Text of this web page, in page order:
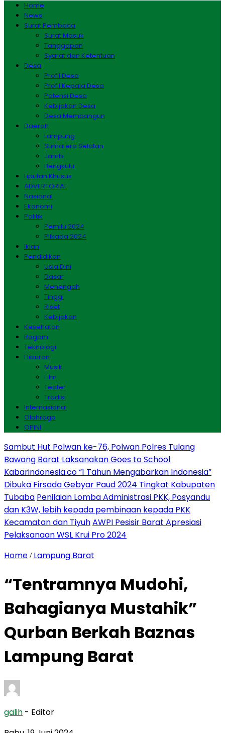
Home
News
Surat Pembaca
Surat Masuk
Tanggapan
Syarat dan Ketentuan
Desa
Profil Desa
Profil Kepala Desa
Potensi Desa
Kebijakan Desa
Desa Membangun
Daerah
Lampung
Sumatera Selatan
Jambi
Bengkulu
Liputan Khusus
ADVERTORIAL
Nasional
Ekonomi
Politik
Pemilu 2024
Pilkada 2024
Iklan
Pendidikan
Usia Dini
Dasar
Menengah
Tinggi
Riset
Kebijakan
Kesehatan
Ragam
Teknologi
Hiburan
Musik
Film
Teater
Tradisi
Internasional
Olahraga
OPINI
Sambut Hut Polwan ke-76, Polwan Polres Tulang
Bawang Barat Laksanakan Goes to School
Kabarindonesia.co “1 Tahun Mengabarkan Indonesia”
Dibuka Firsada Gebyar Paud 2024 Tingkat Kabupaten
Tubaba Penilaian Lomba Administrasi PKK, Posyandu
dan K3W, lebih kepada pembinaan kepada PKK
Kecamatan dan TiyuhAWPI Pesisir Barat Apresiasi
Pelaksanaan WSL Krui Pro 2024
Home / Lampung Barat
“Tentramnya Mudohi,
Bahagianya Mustahik”
Qurban Berkah Baznas
Lampung Barat
galih - Editor